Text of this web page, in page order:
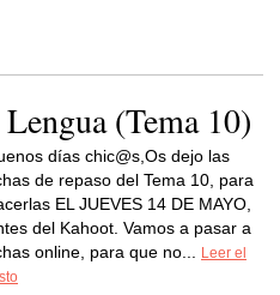
(Tema 10)
días chic@s,Os dejo las
de repaso del Tema 10, para
EL JUEVES 14 DE MAYO,
del Kahoot. Vamos a pasar a
online, para que no...
Leer el